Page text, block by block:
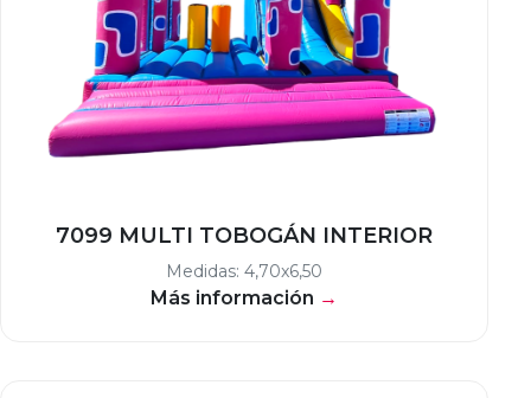
7099 MULTI TOBOGÁN INTERIOR
Medidas: 4,70x6,50
Más información →